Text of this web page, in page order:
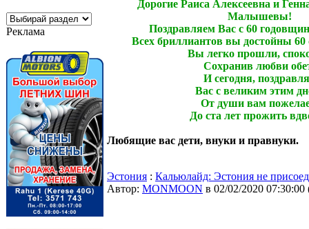
Реклама
Дорогие Раиса Алексеевна и
Малышевы!
Поздравляем Вас с 60
Всех бриллиантов вы достойны 60
Вы легко прошли,
Сохранив любви
И сегодня,
Вас с великим этим
От души вам
До ста лет прожить
Любящие вас дети, внуки и правнуки.
Эстония : Кальюлайд: Эстония не
Автор: MONMOON в 02/02/2020 07:30:00